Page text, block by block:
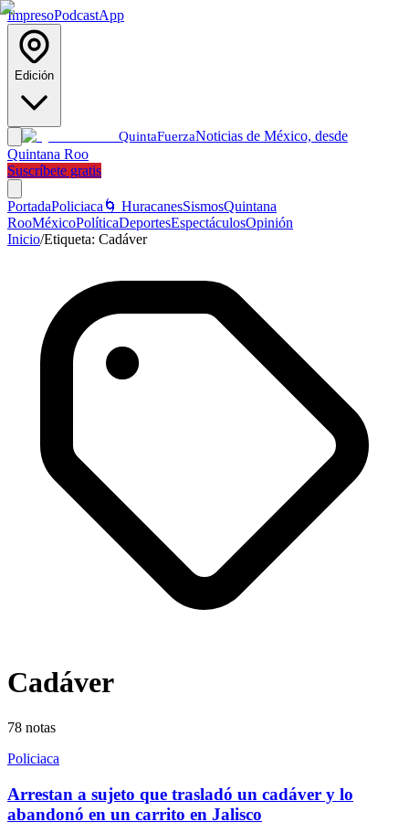
ImpresoPodcastApp
Edición
QuintaFuerzaNoticias de México, desde
Quintana Roo
Suscríbete gratis
PortadaPoliciaca 🌀 HuracanesSismosQuintana
RooMéxicoPolíticaDeportesEspectáculosOpinión
Inicio/Etiqueta: Cadáver
Cadáver
78 notas
Policiaca
Arrestan a sujeto que trasladó un cadáver y lo
abandonó en un carrito en Jalisco